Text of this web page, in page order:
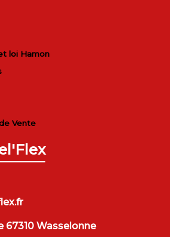
loi Hamon
Vente
67310 Wasselonne